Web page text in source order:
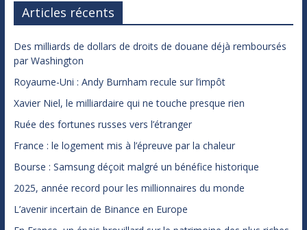
Articles récents
Des milliards de dollars de droits de douane déjà remboursés
par Washington
Royaume-Uni : Andy Burnham recule sur l’impôt
Xavier Niel, le milliardaire qui ne touche presque rien
Ruée des fortunes russes vers l’étranger
France : le logement mis à l’épreuve par la chaleur
Bourse : Samsung déçoit malgré un bénéfice historique
2025, année record pour les millionnaires du monde
L’avenir incertain de Binance en Europe